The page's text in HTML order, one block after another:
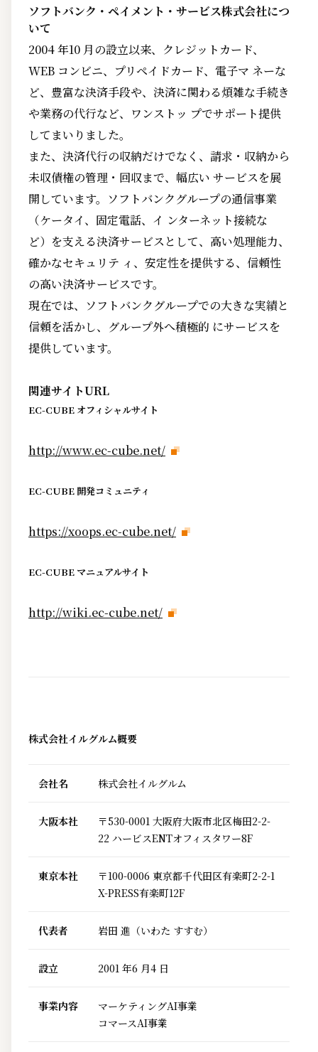
ソフトバンク・ペイメント・サービス株式会社につ
いて
2004 年10 月の設立以来、クレジットカード、
WEB コンビニ、プリペイドカード、電子マ ネーな
ど、豊富な決済手段や、決済に関わる煩雑な手続き
や業務の代行など、ワンストッ プでサポート提供
してまいりました。
また、決済代行の収納だけでなく、請求・収納から
未収債権の管理・回収まで、幅広い サービスを展
開しています。ソフトバンクグループの通信事業
（ケータイ、固定電話、イ ンターネット接続な
ど）を支える決済サービスとして、高い処理能力、
確かなセキュリテ ィ、安定性を提供する、信頼性
の高い決済サービスです。
現在では、ソフトバンクグループでの大きな実績と
信頼を活かし、グループ外へ積極的 にサービスを
提供しています。
関連サイトURL
EC-CUBE オフィシャルサイト
http://www.ec-cube.net/
EC-CUBE 開発コミュニティ
https://xoops.ec-cube.net/
EC-CUBE マニュアルサイト
http://wiki.ec-cube.net/
株式会社イルグルム概要
会社名 株式会社イルグルム
大阪本社
〒530-0001 大阪府大阪市北区梅田2-2-
22 ハービスENTオフィスタワー8F
東京本社
〒100-0006 東京都千代田区有楽町2-2-1
X-PRESS有楽町12F
代表者 岩田 進（いわた すすむ）
設立 2001 年6 月4 日
事業内容
マーケティングAI事業
コマースAI事業